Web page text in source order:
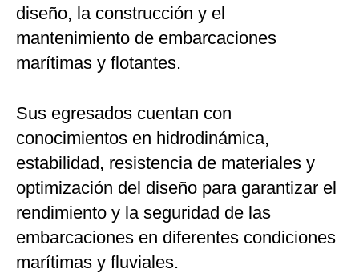
diseño, la construcción y el
mantenimiento de embarcaciones
marítimas y flotantes.
Sus egresados cuentan con
conocimientos en hidrodinámica,
estabilidad, resistencia de materiales y
optimización del diseño para garantizar el
rendimiento y la seguridad de las
embarcaciones en diferentes condiciones
marítimas y fluviales.